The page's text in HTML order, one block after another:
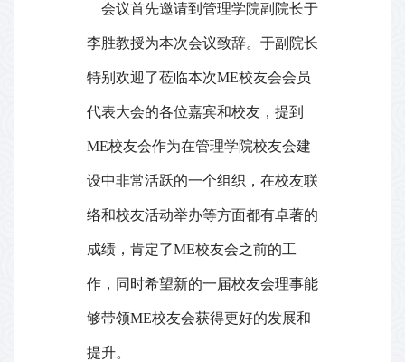
会议首先邀请到管理学院副院长于
李胜教授为本次会议致辞。于副院长
特别欢迎了莅临本次ME校友会会员
代表大会的各位嘉宾和校友，提到
ME校友会作为在管理学院校友会建
设中非常活跃的一个组织，在校友联
络和校友活动举办等方面都有卓著的
成绩，肯定了ME校友会之前的工
作，同时希望新的一届校友会理事能
够带领ME校友会获得更好的发展和
提升。